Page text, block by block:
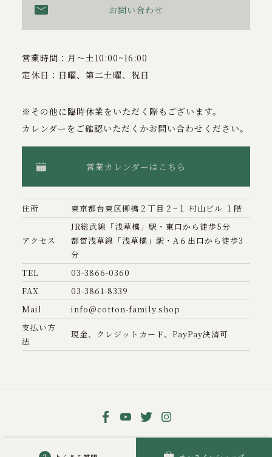
お問い合わせ
営業時間：月〜土10:00~16:00
定休日：日曜、第二土曜、祝日
※その他に臨時休業をいただく際もございます。
カレンダーをご確認いただくかお問い合わせください。
営業カレンダーはこちら
住所 東京都台東区柳橋２丁目２−１ 村山ビル １階
アクセス
JR総武線「浅草橋」駅・東口から徒歩5分
都営浅草線「浅草橋」駅・A６出口から徒歩3
分
TEL
03-3866-0360
FAX
03-3861-8339
Mail
info@cotton-family.shop
支払い方
法
現金、クレジットカード、PayPay決済可